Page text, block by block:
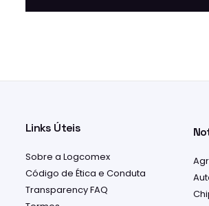
Links Úteis
Sobre a Logcomex
Código de Ética e Conduta
Transparency FAQ